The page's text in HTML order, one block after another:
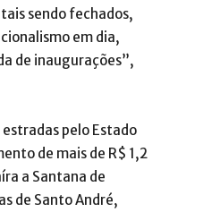
sendo fechados,
em dia,
de inaugurações”,
pelo Estado
de mais de R$ 1,2
a Santana de
de Santo André,